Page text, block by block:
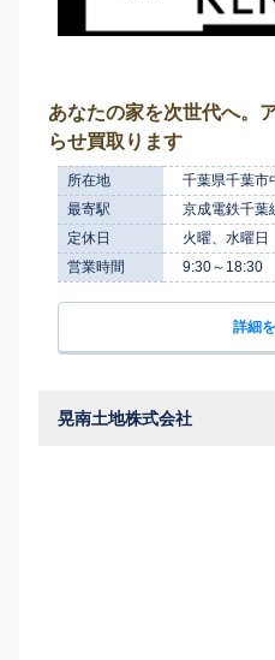
あなたの家を次世代へ。
らせ買取ります
所在地
千葉県千葉市
最寄駅
京成電鉄千葉
定休日
火曜、水曜日
営業時間
9:30～18:30
詳細
晃南土地株式会社